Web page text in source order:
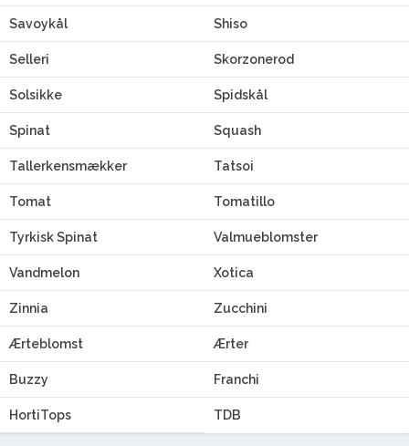
Savoykål Shiso
Selleri Skorzonerod
Solsikke Spidskål
Spinat Squash
Tallerkensmækker Tatsoi
Tomat Tomatillo
Tyrkisk Spinat Valmueblomster
Vandmelon Xotica
Zinnia Zucchini
Ærteblomst Ærter
Buzzy Franchi
HortiTops TDB